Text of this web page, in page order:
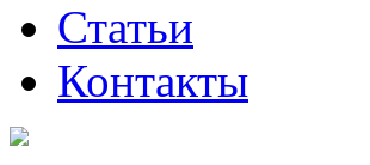
Статьи
Контакты